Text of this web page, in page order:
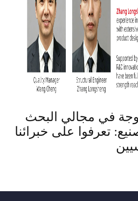
في مجالي البحث
تعرفوا على خبرائنا